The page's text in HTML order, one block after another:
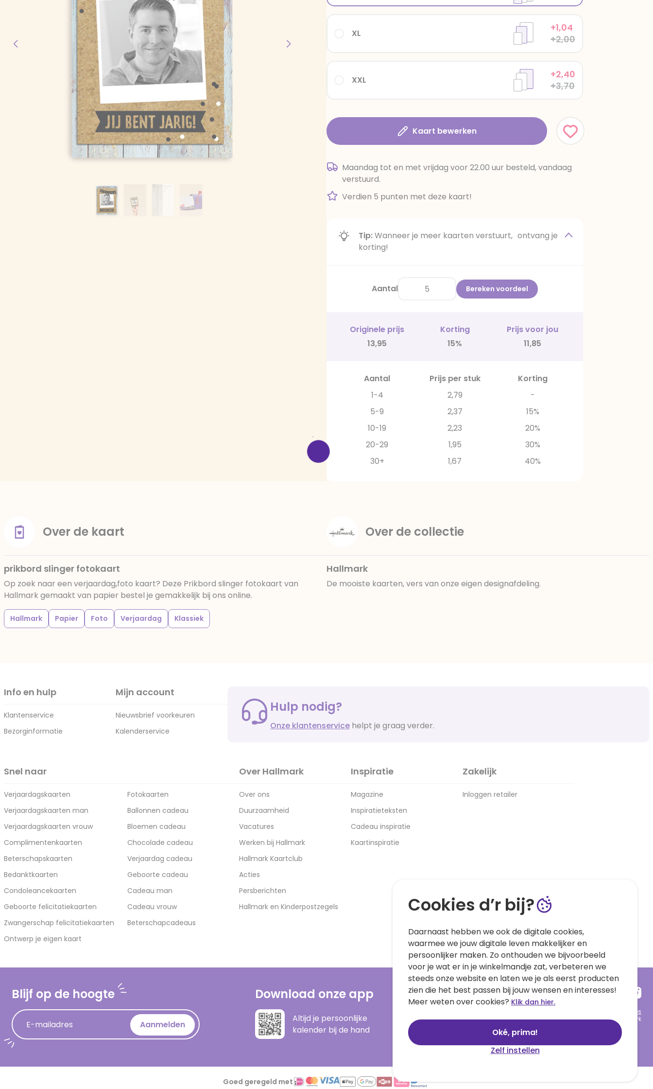
XXL
+2,40
+3,70
XL
+1,04
+2,00
Kaart bewerken
Maandag tot en met vrijdag voor 22.00 uur besteld, vandaag
verstuurd.
Verdien 5 punten met deze kaart!
Tip:Wanneer je meer kaarten verstuurt, ontvang je
korting!
Aantal Bereken voordeel
Originele prijs Korting
Prijs voor jou
13,95
15% 11,85
Aantal Prijs per stuk
Korting
1-4
2,79
-
5-9
2,37
15%
10-19
2,23
20%
20-29
1,95
30%
30+
1,67 40%
Over de kaart
prikbord slinger fotokaart
Op zoek naar een verjaardag,foto kaart? Deze Prikbord slinger fotokaart van
Hallmark gemaakt van papier bestel je gemakkelijk bij ons online.
Hallmark Papier Foto Verjaardag Klassiek
Over de collectie
Hallmark
De mooiste kaarten, vers van onze eigen designafdeling.
Info en hulp
Klantenservice
Bezorginformatie
Mijn account
Nieuwsbrief voorkeuren
Kalenderservice
Hulp nodig?
Onze klantenservice helpt je graag verder.
Snel naar
Verjaardagskaarten
Verjaardagskaarten man
Verjaardagskaarten vrouw
Complimentenkaarten
Beterschapskaarten
Bedanktkaarten
Condoleancekaarten
Geboorte felicitatiekaarten
Zwangerschap felicitatiekaarten
Ontwerp je eigen kaart
Fotokaarten
Ballonnen cadeau
Bloemen cadeau
Chocolade cadeau
Verjaardag cadeau
Geboorte cadeau
Cadeau man
Cadeau vrouw
Beterschapcadeaus
Over Hallmark
Over ons
Duurzaamheid
Vacatures
Werken bij Hallmark
Hallmark Kaartclub
Acties
Persberichten
Hallmark en Kinderpostzegels
Inspiratie
Magazine
Inspiratieteksten
Cadeau inspiratie
Kaartinspiratie
Zakelijk
Inloggen retailer
Blijf op de hoogte
E-mailadres Aanmelden
Download onze app
Altijd je persoonlijke
kalender bij de hand
Cookies
© 1999 - 2025 Hallmark
Goed geregeld met
Cookies d’r bij?
Daarnaast hebben we ook de digitale cookies,
waarmee we jouw digitale leven makkelijker en
persoonlijker maken. Zo onthouden we bijvoorbeeld
voor je wat er in je winkelmandje zat, verbeteren we
steeds onze website en laten we je als eerst producten
zien die het best passen bij jouw wensen en interesses!
Meer weten over cookies? Klik dan hier.
Oké, prima!
Zelf instellen